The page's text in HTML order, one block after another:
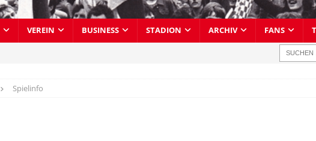
VEREIN BUSINESS STADION ARCHIV FANS
Spielinfo